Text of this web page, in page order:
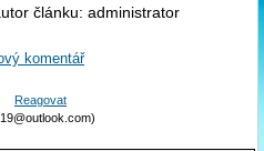
článku: administrator
komentář
Reagovat